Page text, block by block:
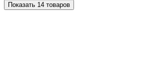
Показать 14 товаров